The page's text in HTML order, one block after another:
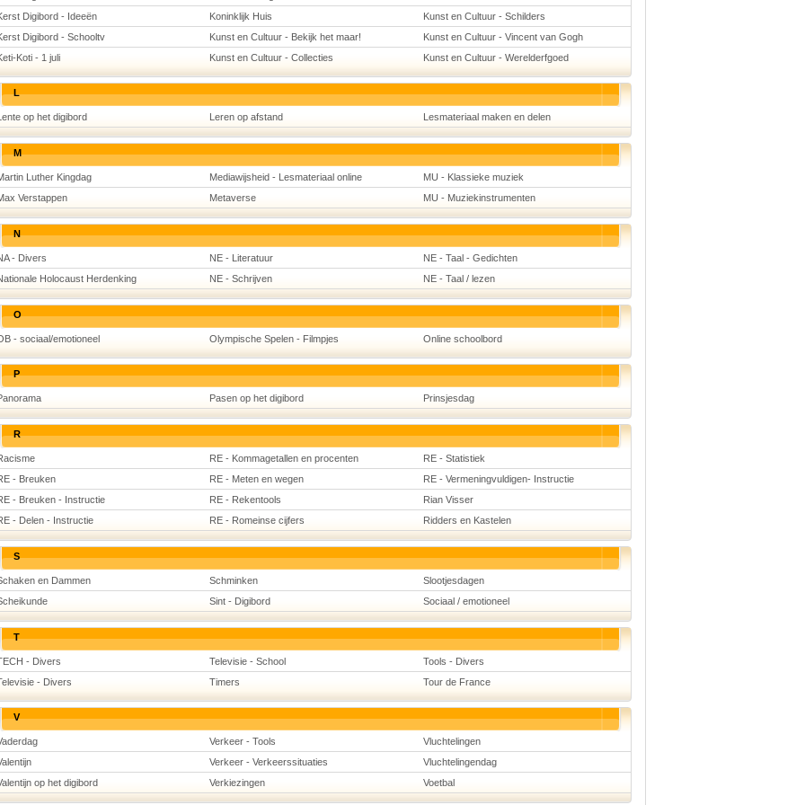
Digibord - Ideeën
Koninklijk Huis
Kunst en Cultuur - Schilders
Digibord - Schooltv
Kunst en Cultuur - Bekijk het maar!
Kunst en Cultuur - Vincent van Gogh
Koti - 1 juli
Kunst en Cultuur - Collecties Kunst en Cultuur - Werelderfgoed
L
op het digibord Leren op afstand Lesmateriaal maken en delen
M
Luther Kingdag Mediawijsheid - Lesmateriaal online
MU - Klassieke muziek
Verstappen
Metaverse MU - Muziekinstrumenten
N
- Divers NE - Literatuur
NE - Taal - Gedichten
Holocaust Herdenking
NE - Schrijven NE - Taal / lezen
O
- sociaal/emotioneel Olympische Spelen - Filmpjes Online schoolbord
P
Pasen op het digibord Prinsjesdag
R
RE - Kommagetallen en procenten
RE - Statistiek
- Breuken
RE - Meten en wegen
RE - Vermeningvuldigen- Instructie
- Breuken - Instructie
RE - Rekentools
Rian Visser
- Delen - Instructie
RE - Romeinse cijfers Ridders en Kastelen
S
en Dammen Schminken
Slootjesdagen
Sint - Digibord Sociaal / emotioneel
T
- Divers Televisie - School
Tools - Divers
- Divers
Timers Tour de France
V
Verkeer - Tools
Vluchtelingen
Verkeer - Verkeerssituaties
Vluchtelingendag
op het digibord
Verkiezingen Voetbal